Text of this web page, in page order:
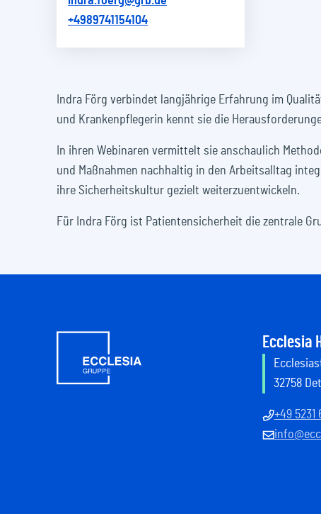
+4989741154104
Indra Förg verbindet langjährige Erfahrung im
und Krankenpflegerin kennt sie die
In ihren Webinaren vermittelt sie anschaulich
und Maßnahmen nachhaltig in den Arbeitsalltag
ihre Sicherheitskultur gezielt weiterzuentwickeln.
Für Indra Förg ist Patientensicherheit die zentrale
Ecclesia
32758
+49 5231